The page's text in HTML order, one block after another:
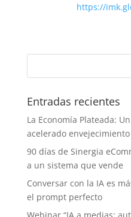
https://
Entradas recientes
La Economía Plateada:
acelerado
90 días de Sinergia
a un sistema que vende
Conversar con la IA es
el prompt perfecto
Webinar “IA a medias: